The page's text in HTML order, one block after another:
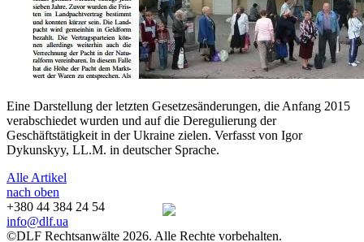
Eine Darstellung der letzten Gesetzesänderungen, die Anfang 2015
verabschiedet wurden und auf die Deregulierung der
Geschäftstätigkeit in der Ukraine zielen. Verfasst von Igor
Dykunskyy, LL.M. in deutscher Sprache.
Alle Artikel
nach oben
+380 44 384 24 54
info@dlf.ua
©DLF Rechtsanwälte 2026. Alle Rechte vorbehalten.